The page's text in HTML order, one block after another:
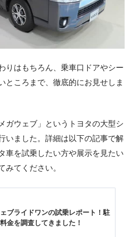
りはもちろん、乗車口ドアやシー
ところまで、徹底的にお見せしま
ガウェブ」というトヨタの大型シ
いました。詳細は以下の記事で解
車を試乗したい方や展示を見たい
みてください。
ブライドワンの試乗レポート！駐
金を調査してきました！